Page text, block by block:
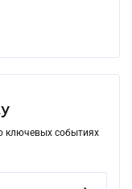
ключевых событиях